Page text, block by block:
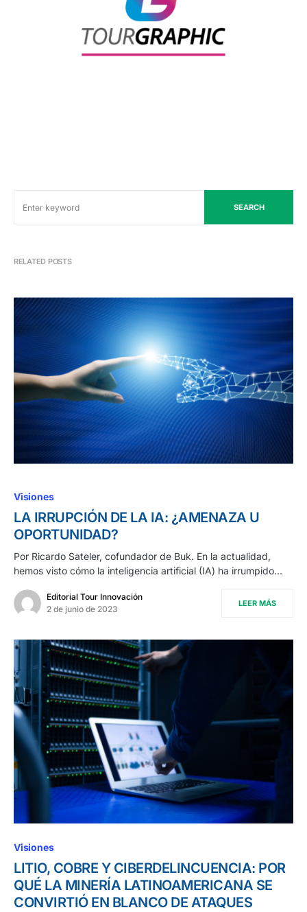
SEARCH
RELATED POSTS
Visiones
LA IRRUPCIÓN DE LA IA: ¿AMENAZA U
OPORTUNIDAD?
Por Ricardo Sateler, cofundador de Buk. En la actualidad,
hemos visto cómo la inteligencia artificial (IA) ha irrumpido…
Editorial Tour Innovación
2 de junio de 2023
LEER MÁS
Visiones
LITIO, COBRE Y CIBERDELINCUENCIA: POR
QUÉ LA MINERÍA LATINOAMERICANA SE
CONVIRTIÓ EN BLANCO DE ATAQUES